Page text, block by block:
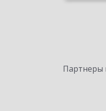
Партнеры